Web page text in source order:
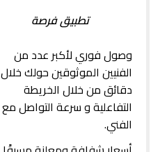
تطبيق فرصة
وصول فوري لأكبر عدد من
الفنيين الموثوقين حولك خلال
دقائق من خلال الخريطة
التفاعلية و سرعة التواصل مع
الفني.